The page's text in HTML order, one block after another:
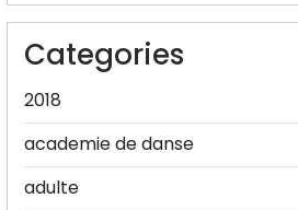
Categories
2018
academie de danse
adulte